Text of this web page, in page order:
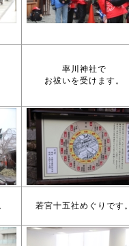
率川神社で
お祓いを受けます。
若宮十五社めぐりです。